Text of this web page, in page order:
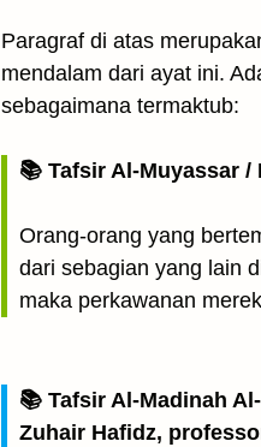
Paragraf di atas
mendalam dari ayat ini.
sebagaimana termaktub:
📚 Tafsir Al-Muyassar
Orang-orang yang
dari sebagian yang lain
maka perkawanan
📚 Tafsir Al-Madinah
Zuhair Hafidz,